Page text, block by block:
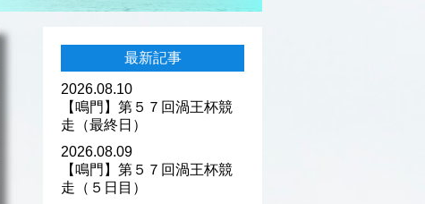
最新記事
2026.08.10
【鳴門】第５７回渦王杯競
走（最終日）
2026.08.09
【鳴門】第５７回渦王杯競
走（５日目）